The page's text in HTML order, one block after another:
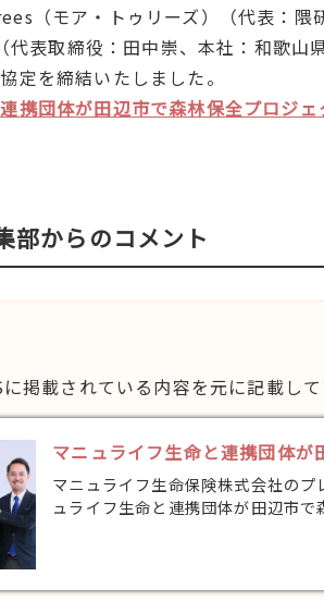
（モア・トゥリーズ）（代表：
表取締役：田中崇、本社：和歌山
定を締結いたしました。
携団体が田辺市で森林保全プロジ
部からのコメント
掲載されている内容を元に記載して
マニュライフ生命と連携団体
マニュライフ生命保険株式会社の
ュライフ生命と連携団体が田辺市